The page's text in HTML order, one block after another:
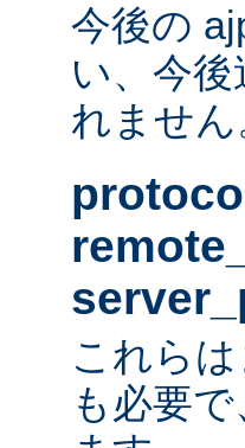
今後の
い、今
れません
これら
も必要